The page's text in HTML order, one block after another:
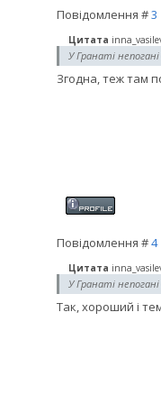
Повідомлення #3
Цитата
У Гранаті
Згодна, теж там
Повідомлення #4
Цитата
У Гранаті
Так, хороший і